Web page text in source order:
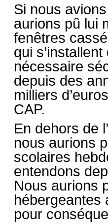
Si nous
aurions pû lui
fenêtres
qui
nécessaire
depuis des
milliers
CAP.
En dehors de
nous aurions
scolaires
entendons
Nous aurions
hébergeantes
pour